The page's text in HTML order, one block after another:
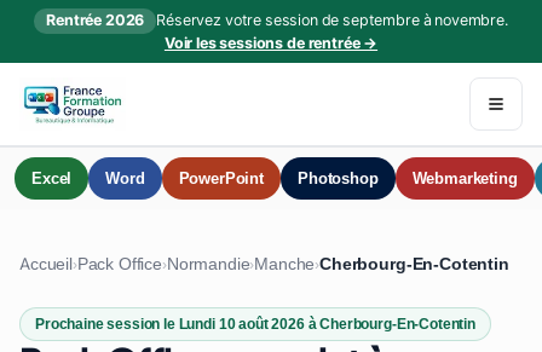
Rentrée 2026
Réservez votre session de septembre à novembre.
Voir les sessions de rentrée →
Excel Word PowerPoint Photoshop Webmarketing
Accueil›Pack Office›Normandie›Manche›Cherbourg-En-Cotentin
Prochaine session le Lundi 10 août 2026 à Cherbourg-En-Cotentin